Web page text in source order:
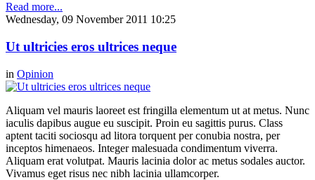
Read more...
Wednesday, 09 November 2011 10:25
Ut ultricies eros ultrices neque
in Opinion
Aliquam vel mauris laoreet est fringilla elementum ut at metus. Nunc
iaculis dapibus augue eu suscipit. Proin eu sagittis purus. Class
aptent taciti sociosqu ad litora torquent per conubia nostra, per
inceptos himenaeos. Integer malesuada condimentum viverra.
Aliquam erat volutpat. Mauris lacinia dolor ac metus sodales auctor.
Vivamus eget risus nec nibh lacinia ullamcorper.